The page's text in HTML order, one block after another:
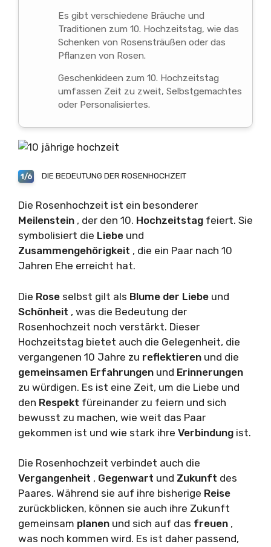
Es gibt verschiedene Bräuche und
Traditionen zum 10. Hochzeitstag, wie das
Schenken von Rosensträußen oder das
Pflanzen von Rosen.
Geschenkideen zum 10. Hochzeitstag
umfassen Zeit zu zweit, Selbstgemachtes
oder Personalisiertes.
1/6 DIE BEDEUTUNG DER ROSENHOCHZEIT
Die Rosenhochzeit ist ein besonderer
Meilenstein , der den 10. Hochzeitstag feiert. Sie
symbolisiert die Liebe und
Zusammengehörigkeit , die ein Paar nach 10
Jahren Ehe erreicht hat.
Die Rose selbst gilt als Blume der Liebe und
Schönheit , was die Bedeutung der
Rosenhochzeit noch verstärkt. Dieser
Hochzeitstag bietet auch die Gelegenheit, die
vergangenen 10 Jahre zu reflektieren und die
gemeinsamen Erfahrungen und Erinnerungen
zu würdigen. Es ist eine Zeit, um die Liebe und
den Respekt füreinander zu feiern und sich
bewusst zu machen, wie weit das Paar
gekommen ist und wie stark ihre Verbindung ist.
Die Rosenhochzeit verbindet auch die
Vergangenheit , Gegenwart und Zukunft des
Paares. Während sie auf ihre bisherige Reise
zurückblicken, können sie auch ihre Zukunft
gemeinsam planen und sich auf das freuen ,
was noch kommen wird. Es ist daher passend,